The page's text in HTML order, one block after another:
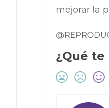
mejorar la
¿Qué